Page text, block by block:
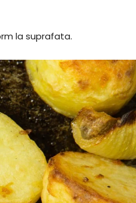
la suprafata.